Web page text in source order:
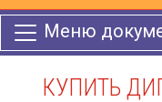
Меню
КУПИТЬ